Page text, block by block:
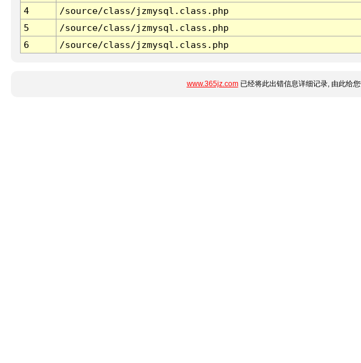
4
/source/class/jzmysql.class.php
5
/source/class/jzmysql.class.php
6
/source/class/jzmysql.class.php
www.365jz.com已经将此出错信息详细记录, 由此给